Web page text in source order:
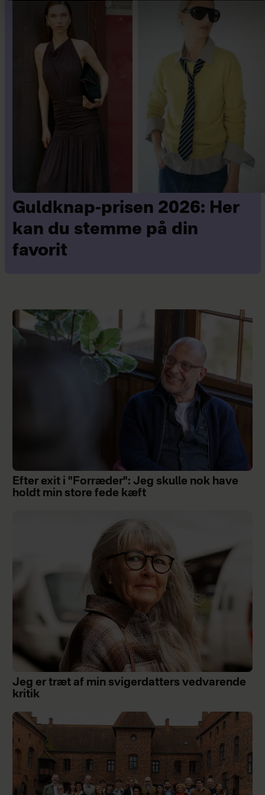
Guldknap-prisen 2026: Her
kan du stemme på din
favorit
Efter exit i "Forræder": Jeg skulle nok have
holdt min store fede kæft
Jeg er træt af min svigerdatters vedvarende
kritik